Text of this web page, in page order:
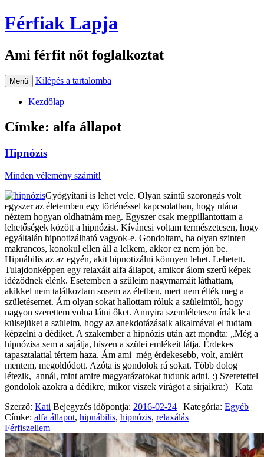
Férfiak Lapja
Ami férfit nőt foglalkoztat
Menü Kilépés a tartalomba
Kezdőlap
Címke: alfa állapot
Hipnózis
Minden vélemény számít!
Gyógyítani is lehet vele. Olyan szintű szorongás volt
egyszer az életemben egy történéssel kapcsolatban, hogy utána
néztem hogyan oldhatnám meg. Egyszer csak megpillantottam a
lehetőségek között a hipnózist. Kíváncsi voltam természetesen, hogy
egyáltalán hipnotizálható vagyok-e. Gondoltam, ha olyan szinten
makrancos, konokul ellen áll a lelkem, akkor ez nem jön be.
Hipnábilis az az egyén, akit hipnotizálni könnyen lehet. Lehetett.
Tulajdonképpen egy relaxált alfa állapot, amikor álom szerű képek
idéződnek elénk. Esetemben a szüleim nagymamáit láthattam,
akikkel nem találkoztam sosem az életben, mert nem élték meg a
születésemet. Ám olyan sokat hallottam róluk a szüleimtől, hogy
nagyon szerettem volna látni őket. Annyira szemléletesen írták le a
külsejüket a szüleim, hogy az anekdotázásaik alkalmával el tudtam
képzelni a dédiket. A szakember a hipnózis után azt mondta: „Még a
hipnózisa sem a sajátja, hiszen a szülei emlékeit látja. Érdekes
tapasztalattal tértem haza. Ám ami még érdekesebb, volt, amiért
mentem, megoldódott. Azóta is gondolok rá sokat. Több dolog
létezik, annál, mint amire magyarázatokat tudunk adni. :) Szeretettel
gondolok azokra a dédikre, mikor viszek virágot a sírjaikra:) Kata
Szerző: Kati Bejegyzés időpontja: 2016-02-24 | Kategória: Egyéb |
Címke: alfa állapot, hipnábilis, hipnózis, relaxálás
Férfiszellem